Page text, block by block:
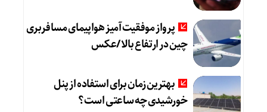
پرواز موفقیت‌آمیز هواپیمای مسافربری
چین در ارتفاع بالا /عکس
بهترین زمان برای استفاده از پنل
خورشیدی چه ساعتی است؟